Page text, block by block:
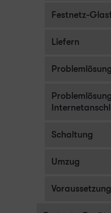
Festnetz-
Liefern
Problemlösung
Schaltung
Umzug